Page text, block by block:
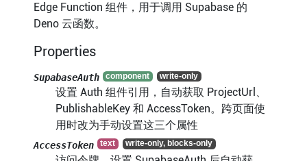
Edge Function 组件，用于调用 Supabase 的
Deno 云函数。
Properties
SupabaseAuth
设置 Auth 组件引用，自动获取 ProjectUrl、
PublishableKey 和 AccessToken。跨页面使
用时改为手动设置这三个属性
AccessToken